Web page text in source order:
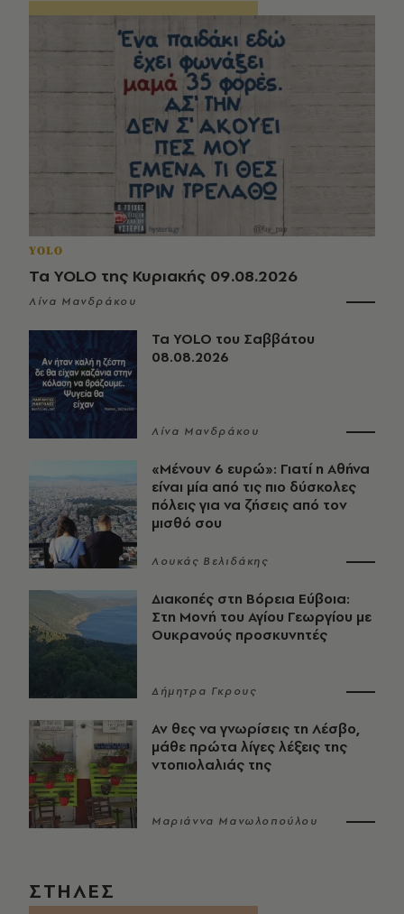
YOLO
Τα YOLO της Κυριακής 09.08.2026
Λίνα Μανδράκου
Τα YOLO του Σαββάτου
08.08.2026
Λίνα Μανδράκου
«Μένουν 6 ευρώ»: Γιατί η Αθήνα
είναι μία από τις πιο δύσκολες
πόλεις για να ζήσεις από τον
μισθό σου
Λουκάς Βελιδάκης
Διακοπές στη Βόρεια Εύβοια:
Στη Μονή του Αγίου Γεωργίου με
Ουκρανούς προσκυνητές
Δήμητρα Γκρους
Αν θες να γνωρίσεις τη Λέσβο,
μάθε πρώτα λίγες λέξεις της
ντοπιολαλιάς της
Μαριάννα Μανωλοπούλου
ΣΤΗΛΕΣ